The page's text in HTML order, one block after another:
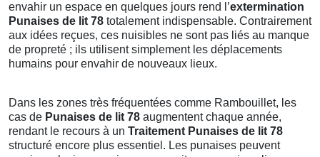
envahir un espace en quelques jours rend l’extermination
Punaises de lit 78 totalement indispensable. Contrairement
aux idées reçues, ces nuisibles ne sont pas liés au manque
de propreté ; ils utilisent simplement les déplacements
humains pour envahir de nouveaux lieux.
Dans les zones très fréquentées comme Rambouillet, les
cas de Punaises de lit 78 augmentent chaque année,
rendant le recours à un Traitement Punaises de lit 78
structuré encore plus essentiel. Les punaises peuvent